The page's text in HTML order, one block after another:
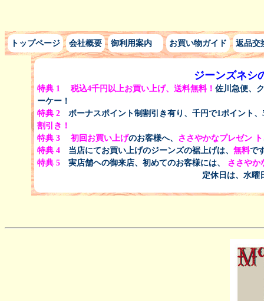
トップページ 会社概要 御利用案内 お買い物ガイド 返品交
ジーンズネシ
特典 1 税込4千円以上お買い上げ、 送料無料！ 佐川急便、
ーケー！
特典 2 ボーナスポイント制割引き有り、千円で1ポイント、
割引き！
特典 3
初回お買い上げのお客様へ、 ささやかなプレゼン ト
特典 4 当店にてお買い上げのジーンズの裾上げは、 無料で
特典 5 実店舗ヘの御来店、初めてのお客様には、 ささやか
定休日は、水曜